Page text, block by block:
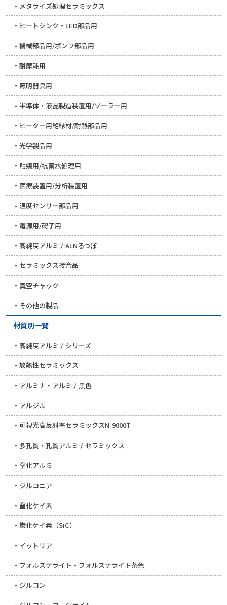
メタライズ処理セラミックス
ヒートシンク・LED部品用
機械部品用/ポンプ部品用
耐摩耗用
照明器具用
半導体・液晶製造装置用/ソーラー用
ヒーター用絶縁材/耐熱部品用
光学製品用
触媒用/抗菌水処理用
医療装置用/分析装置用
温度センサー部品用
電源用/碍子用
高純度アルミナALNるつぼ
セラミックス接合品
真空チャック
その他の製品
材質別一覧
高純度アルミナシリーズ
放熱性セラミックス
アルミナ・アルミナ黒色
アルジル
可視光高反射率セラミックスN-9000T
多孔質・孔質アルミナセラミックス
窒化アルミ
ジルコニア
窒化ケイ素
炭化ケイ素（SiC）
イットリア
フォルステライト・フォルステライト茶色
ジルコン